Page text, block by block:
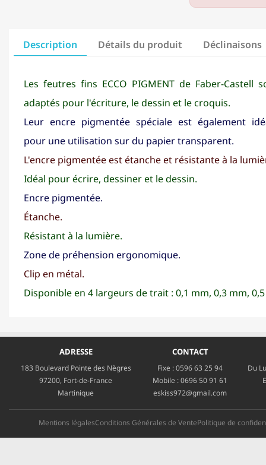
Description Détails du produit Déclinaisons
Les feutres fins ECCO PIGMENT de Faber-Castell
adaptés pour l'écriture, le dessin et le croquis.
Leur encre pigmentée spéciale est également
pour une utilisation sur du papier transparent.
L'encre pigmentée est étanche et résistante à la
Idéal pour écrire, dessiner et le dessin.
Encre pigmentée.
Étanche.
Résistant à la lumière.
Zone de préhension ergonomique.
Clip en métal.
Disponible en 4 largeurs de trait : 0,1 mm, 0,3 mm,
ADRESSE
183 Boulevard Pointe des Nègres
97200, Fort-de-France
Martinique
CONTACT
Fixe :0596 63 25 94
Mobile :0696 50 91 61
eskiss972@gmail.com
Du
Mentions légalesConditions Générales de VentePolitique de